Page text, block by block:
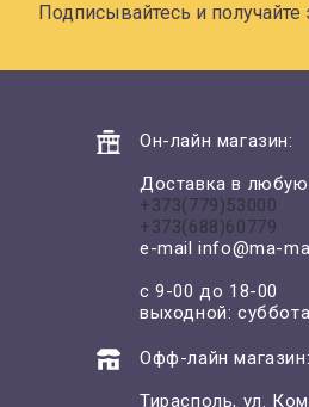
Подписывайтесь и
Он-лайн магазин:
Доставка в любую
+373(779)53000
+373(688)60779
e-mailinfo@ma-
с 9-00 до 18-00
выходной:
Офф-лайн магазин:
Тирасполь, ул.